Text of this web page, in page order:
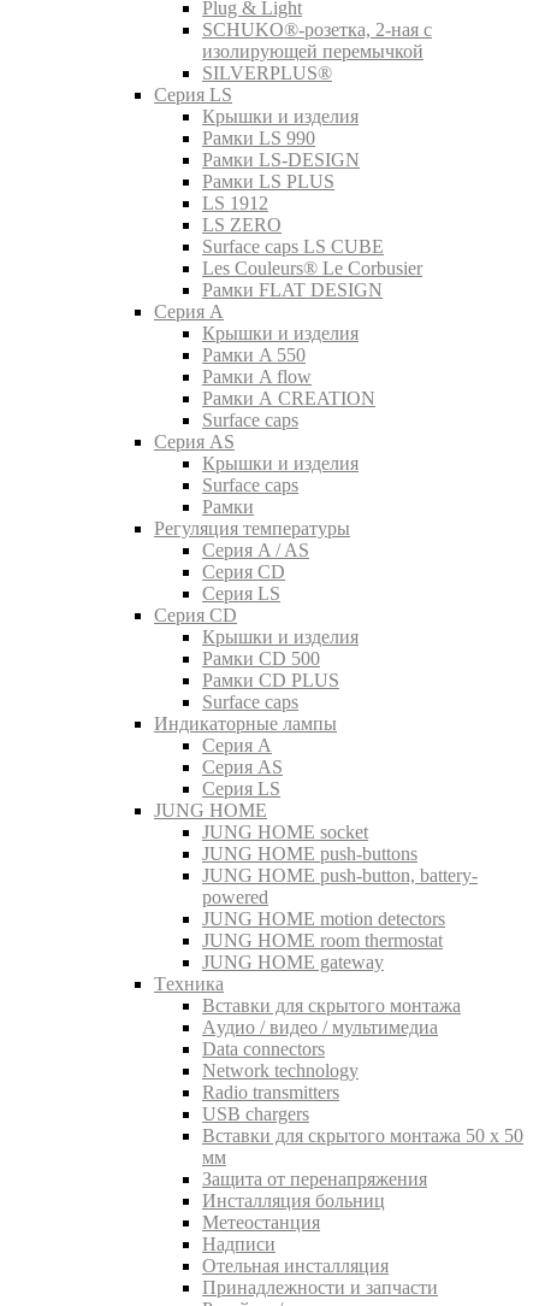
Plug & Light
SCHUKO®-розетка, 2-ная с
изолирующей перемычкой
SILVERPLUS®
Серия LS
Крышки и изделия
Рамки LS 990
Рамки LS-DESIGN
Рамки LS PLUS
LS 1912
LS ZERO
Surface caps LS CUBE
Les Couleurs® Le Corbusier
Рамки FLAT DESIGN
Серия A
Крышки и изделия
Рамки A 550
Рамки A flow
Рамки A CREATION
Surface caps
Серия AS
Крышки и изделия
Surface caps
Рамки
Регуляция температуры
Серия A / AS
Серия CD
Серия LS
Серия CD
Крышки и изделия
Рамки CD 500
Рамки CD PLUS
Surface caps
Индикаторные лампы
Серия A
Серия AS
Серия LS
JUNG HOME
JUNG HOME socket
JUNG HOME push-buttons
JUNG HOME push-button, battery-
powered
JUNG HOME motion detectors
JUNG HOME room thermostat
JUNG HOME gateway
Tехника
Вставки для скрытого монтажа
Aудио / видео / мультимедиа
Data connectors
Network technology
Radio transmitters
USB chargers
Вставки для скрытого монтажа 50 x 50
мм
Защита от перенапряжения
Инсталляция больниц
Метеостанция
Надписи
Отельная инсталляция
Принадлежности и запчасти